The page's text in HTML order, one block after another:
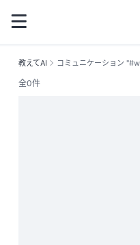
教えてAI コミュニケーション
全0件